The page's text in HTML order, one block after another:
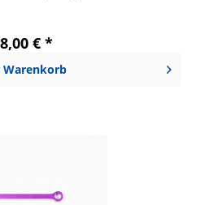
8,00 € *
Warenkorb